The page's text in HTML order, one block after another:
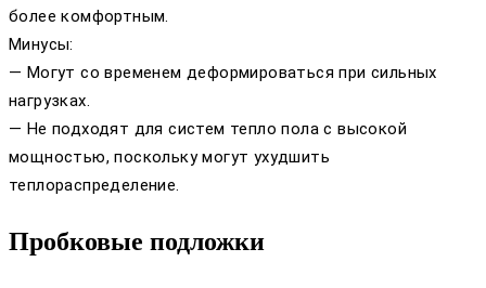
более комфортным.
Минусы:
— Могут со временем деформироваться при сильных
нагрузках.
— Не подходят для систем тепло пола с высокой
мощностью, поскольку могут ухудшить
теплораспределение.
Пробковые подложки